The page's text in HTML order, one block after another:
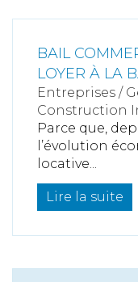
BAIL
LOYER À LA
Entreprises /
Construction
Parce que,
l’évolution
locative...
Lire la suite